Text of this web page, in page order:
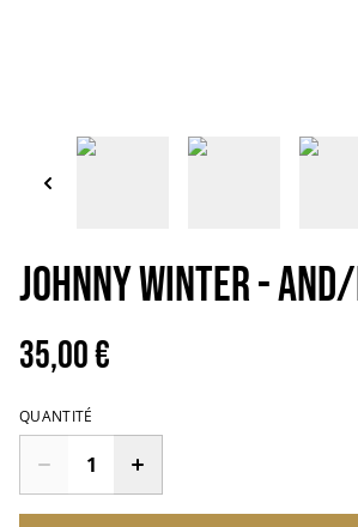
Johnny Winter -
35,00 €
QUANTITÉ